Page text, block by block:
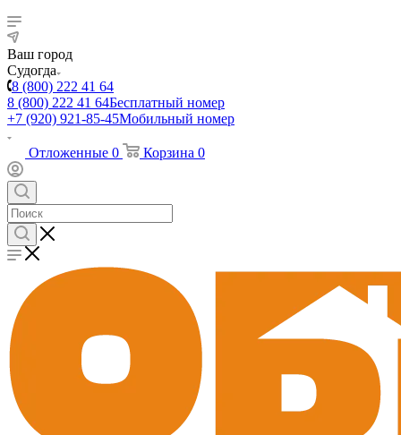
Ваш город
Судогда
8 (800) 222 41 64
8 (800) 222 41 64Бесплатный номер
+7 (920) 921-85-45Мобильный номер
Отложенные 0 Корзина 0